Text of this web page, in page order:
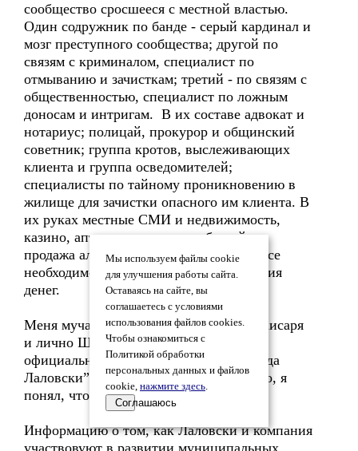
сообщество сросшееся с местной властью.
Один содружник по банде - серый кардинал и
мозг преступного сообщества; другой по
связям с криминалом, специалист по
отмыванию и зачисткам; третий - по связям с
общественностью, специалист по ложным
доносам и интригам. В их составе адвокат и
нотариус; полицай, прокурор и общинский
советник; группа кротов, выслеживающих
клиента и группа осведомителей;
специалисты по тайному проникновению в
жилище для зачистки опасного им клиента. В
их руках местные СМИ и недвижимость,
казино, аптеки, рестораны и бассейны,
продажа алкоголя и сигарет в городе. Все
необходимое для коррупции и отмывания
денег.
Меня мучал вопрос, почему полиция Хисаря
и лично Шеф Радев, используя свою
официальную позицию, помогает “Банда
Лаловски” преследовать меня? Логично, я
понял, что это одна банда.
Информацию о том, как Лаловски и компания
участвовуют в развитии муниципальных
Мы используем файлы cookie
для улучшения работы сайта.
Оставаясь на сайте, вы
соглашаетесь с условиями
использования файлов cookies.
Чтобы ознакомиться с
Политикой обработки
персональных данных и файлов
cookie, нажмите здесь.
Соглашаюсь